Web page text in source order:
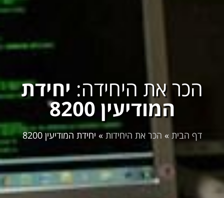
הכר את היחידה: יחידת
המודיעין 8200
דף הבית » הכר את היחידות » יחידת המודיעין 8200